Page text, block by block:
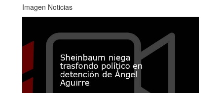
Imagen Noticias